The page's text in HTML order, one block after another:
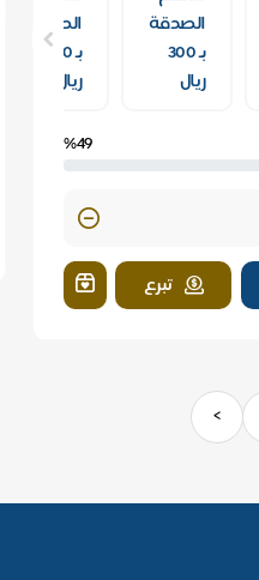
الصدقة
بـ 300
ريال
الصدقة
بـ 500
ريال
%49
تبرع
>